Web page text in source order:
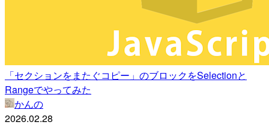
「セクションをまたぐコピー」のブロックをSelectionと
Rangeでやってみた
かんの
2026.02.28